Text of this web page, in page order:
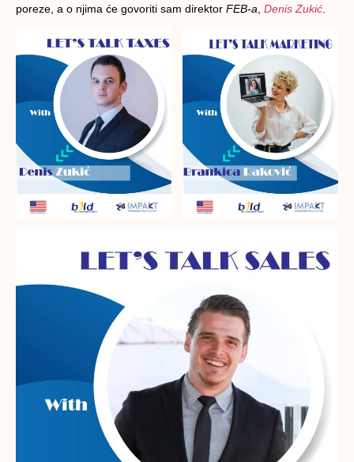
poreze, a o njima će govoriti sam direktor FEB-a Denis Zukić